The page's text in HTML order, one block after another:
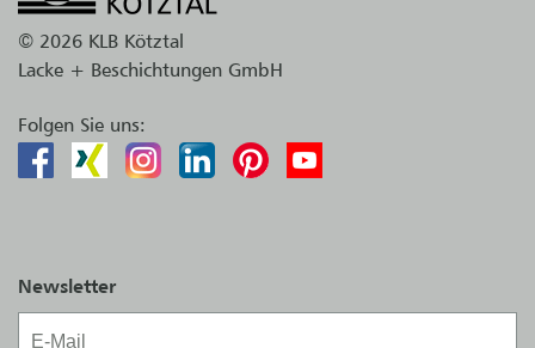
© 2026 KLB Kötztal
Lacke + Beschichtungen GmbH
Folgen Sie uns:
Newsletter